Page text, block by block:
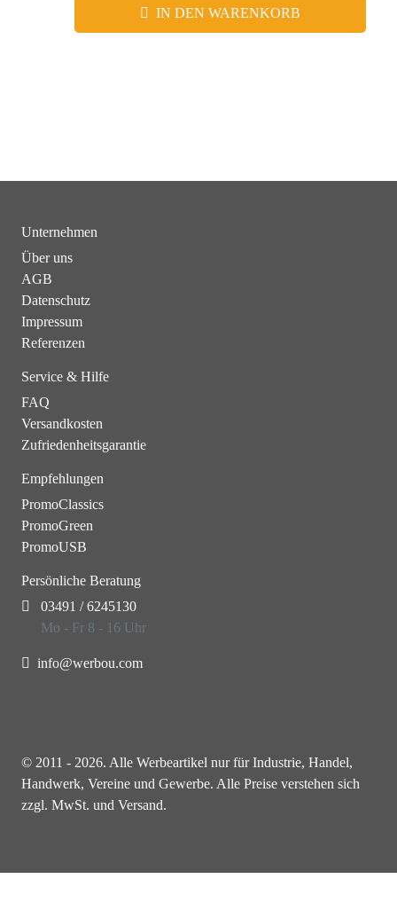
IN DEN WARENKORB
Unternehmen
Über uns
AGB
Datenschutz
Impressum
Referenzen
Service & Hilfe
FAQ
Versandkosten
Zufriedenheitsgarantie
Empfehlungen
PromoClassics
PromoGreen
PromoUSB
Persönliche Beratung
03491 / 6245130
Mo - Fr 8 - 16 Uhr
info@werbou.com
© 2011 - 2026. Alle Werbeartikel nur für Industrie, Handel,
Handwerk, Vereine und Gewerbe. Alle Preise verstehen sich
zzgl. MwSt. und Versand.